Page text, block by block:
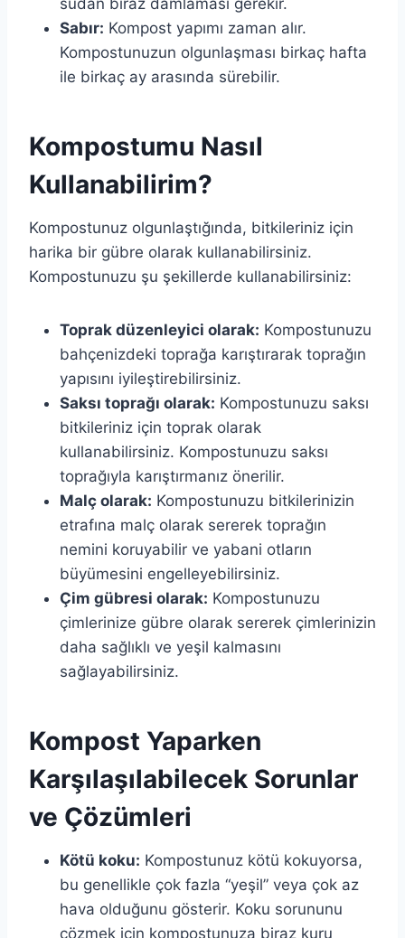
sudan biraz damlaması gerekir.
Sabır: Kompost yapımı zaman alır.
Kompostunuzun olgunlaşması birkaç hafta
ile birkaç ay arasında sürebilir.
Kompostumu Nasıl
Kullanabilirim?
Kompostunuz olgunlaştığında, bitkileriniz için
harika bir gübre olarak kullanabilirsiniz.
Kompostunuzu şu şekillerde kullanabilirsiniz:
Toprak düzenleyici olarak: Kompostunuzu
bahçenizdeki toprağa karıştırarak toprağın
yapısını iyileştirebilirsiniz.
Saksı toprağı olarak: Kompostunuzu saksı
bitkileriniz için toprak olarak
kullanabilirsiniz. Kompostunuzu saksı
toprağıyla karıştırmanız önerilir.
Malç olarak: Kompostunuzu bitkilerinizin
etrafına malç olarak sererek toprağın
nemini koruyabilir ve yabani otların
büyümesini engelleyebilirsiniz.
Çim gübresi olarak: Kompostunuzu
çimlerinize gübre olarak sererek çimlerinizin
daha sağlıklı ve yeşil kalmasını
sağlayabilirsiniz.
Kompost Yaparken
Karşılaşılabilecek Sorunlar
ve Çözümleri
Kötü koku: Kompostunuz kötü kokuyorsa,
bu genellikle çok fazla “yeşil” veya çok az
hava olduğunu gösterir. Koku sorununu
çözmek için kompostunuza biraz kuru